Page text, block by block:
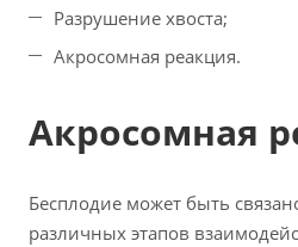
Разрушение хвоста;
Акросомная реакция.
Акросомная
Бесплодие может быть
различных этапов